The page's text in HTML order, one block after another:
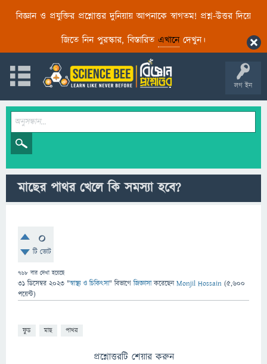
বিজ্ঞান ও প্রযুক্তির প্রশ্নোত্তর দুনিয়ায় আপনাকে স্বাগতম! প্রশ্ন-উত্তর দিয়ে
জিতে নিন পুরস্কার, বিস্তারিত এখানেদেখুন।
লগ ইন
মাছের পাথর খেলে কি সমস্যা হবে?
0
টি ভোট
768 বার দেখা হয়েছে
31 ডিসেম্বর 2023 "স্বাস্থ্য ও চিকিৎসা" বিভাগে জিজ্ঞাসাকরেছেনMonjil Hossain (5,600
পয়েন্ট)
ফুড মাছ পাথর
প্রশ্নোত্তরটি শেয়ার করুন